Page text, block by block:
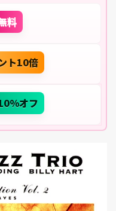
料
ト10倍
オフ